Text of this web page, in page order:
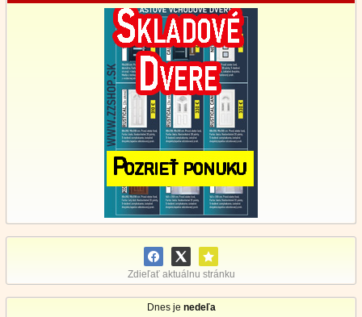
Zdieľať aktuálnu stránku
Dnes je nedeľa